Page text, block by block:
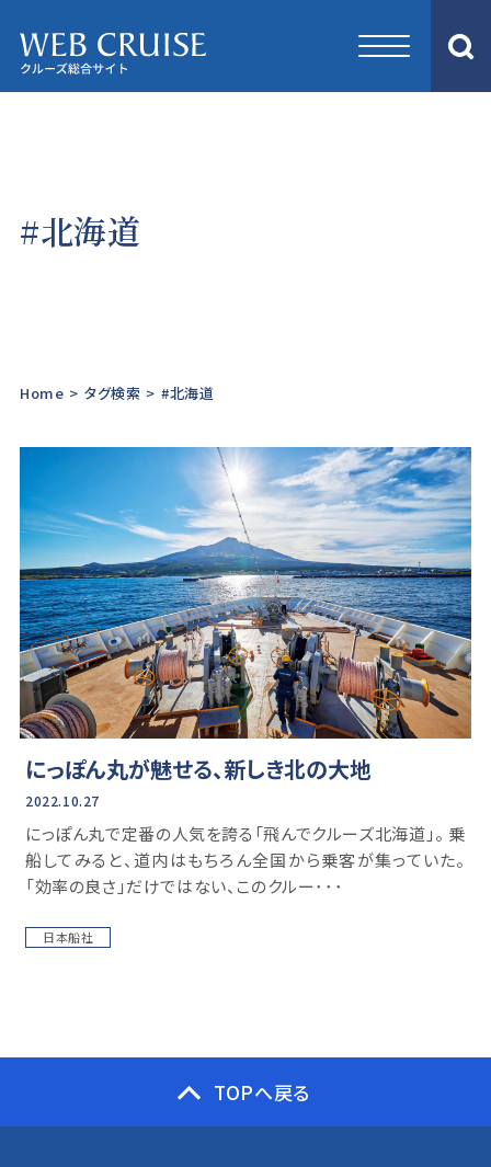
#北海道
Home > タグ検索 > #北海道
にっぽん丸が魅せる、新しき北の大地
2022.10.27
にっぽん丸で定番の人気を誇る「飛んでクルーズ北海道」。 乗
船してみると、道内はもちろん全国から乗客が集っていた。
「効率の良さ」だけではない、このクルー･･･
日本船社
TOPへ戻る